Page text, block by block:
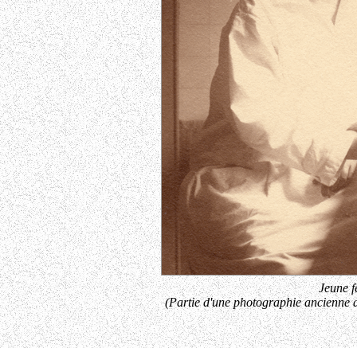
Jeune
(Partie d'une photographie